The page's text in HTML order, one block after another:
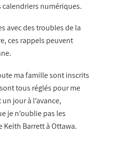
calendriers numériques.
avec des troubles de la
ces rappels peuvent
ma famille sont inscrits
tous réglés pour me
jour à l’avance,
je n’oublie pas les
Keith Barrett à Ottawa.